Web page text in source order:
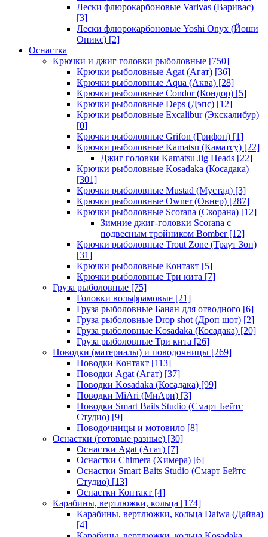
Лески флюрокарбоновые Varivas (Варивас)
[3]
Лески флюрокарбоновые Yoshi Onyx (Йоши
Оникс) [2]
Оснастка
Крючки и джиг головки рыболовные [750]
Крючки рыболовные Agat (Агат) [36]
Крючки рыболовные Aqua (Аква) [28]
Крючки рыболовные Condor (Кондор) [5]
Крючки рыболовные Deps (Дэпс) [12]
Крючки рыболовные Excalibur (Экскалибур)
[0]
Крючки рыболовные Grifon (Грифон) [1]
Крючки рыболовные Kamatsu (Каматсу) [22]
Джиг головки Kamatsu Jig Heads [22]
Крючки рыболовные Kosadaka (Косадака)
[301]
Крючки рыболовные Mustad (Мустад) [3]
Крючки рыболовные Owner (Овнер) [287]
Крючки рыболовные Scorana (Скорана) [12]
Зимние джиг-головки Scorana с
подвесным тройником Bomber[12]
Крючки рыболовные Trout Zone (Траут Зон)
[31]
Крючки рыболовные Контакт [5]
Крючки рыболовные Три кита [7]
Груза рыболовные [75]
Головки вольфрамовые [21]
Груза рыболовные Банан для отводного [6]
Груза рыболовные Drop shot (Дроп шот) [2]
Груза рыболовные Kosadaka (Косадака) [20]
Груза рыболовные Три кита [26]
Поводки (материалы) и поводочницы [269]
Поводки Контакт [113]
Поводки Agat (Агат) [37]
Поводки Kosadaka (Косадака) [99]
Поводки MiAri (МиАри) [3]
Поводки Smart Baits Studio (Смарт Бейтс
Студио) [9]
Поводочницы и мотовило [8]
Оснастки (готовые разные) [30]
Оснастки Agat (Агат) [7]
Оснастки Chimera (Химера) [6]
Оснастки Smart Baits Studio (Смарт Бейтс
Студио) [13]
Оснастки Контакт [4]
Карабины, вертлюжки, кольца [174]
Карабины, вертлюжки, кольца Daiwa (Дайва)
[4]